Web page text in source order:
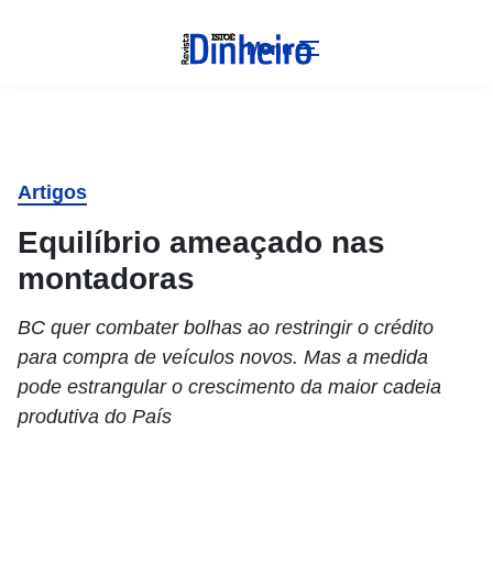
Menu
Artigos
Equilíbrio ameaçado nas
montadoras
BC quer combater bolhas ao restringir o crédito
para compra de veículos novos. Mas a medida
pode estrangular o crescimento da maior cadeia
produtiva do País